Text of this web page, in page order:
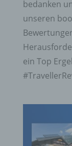
bedanken
unseren
ein Top